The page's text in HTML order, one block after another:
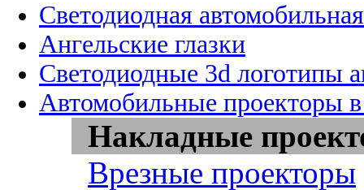
Светодиодная
Ангельские глазки
Светодиодные 3d логотипы
Автомобильные проекторы
Накладные
Врезные проекторы